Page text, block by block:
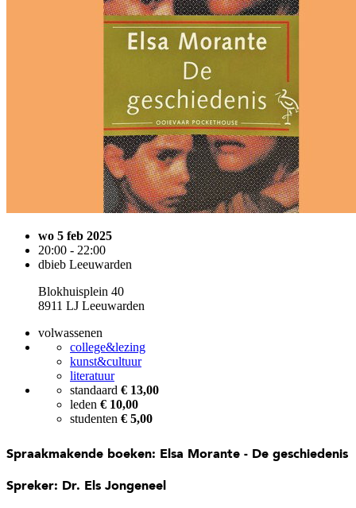
wo 5 feb 2025
20:00 - 22:00
dbieb Leeuwarden
Blokhuisplein 40
8911 LJ Leeuwarden
volwassenen
college&lezing
kunst&cultuur
literatuur
standaard € 13,00
leden € 10,00
studenten € 5,00
Spraakmakende boeken: Elsa Morante - De geschiedenis
Spreker: Dr. Els Jongeneel